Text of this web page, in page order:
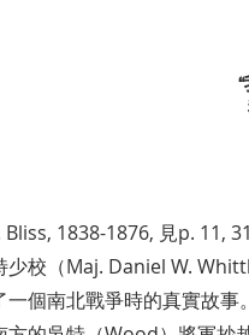
1838-1876, 見p. 11,
少校（Maj. Daniel W.
一個南北戰爭時的真實故